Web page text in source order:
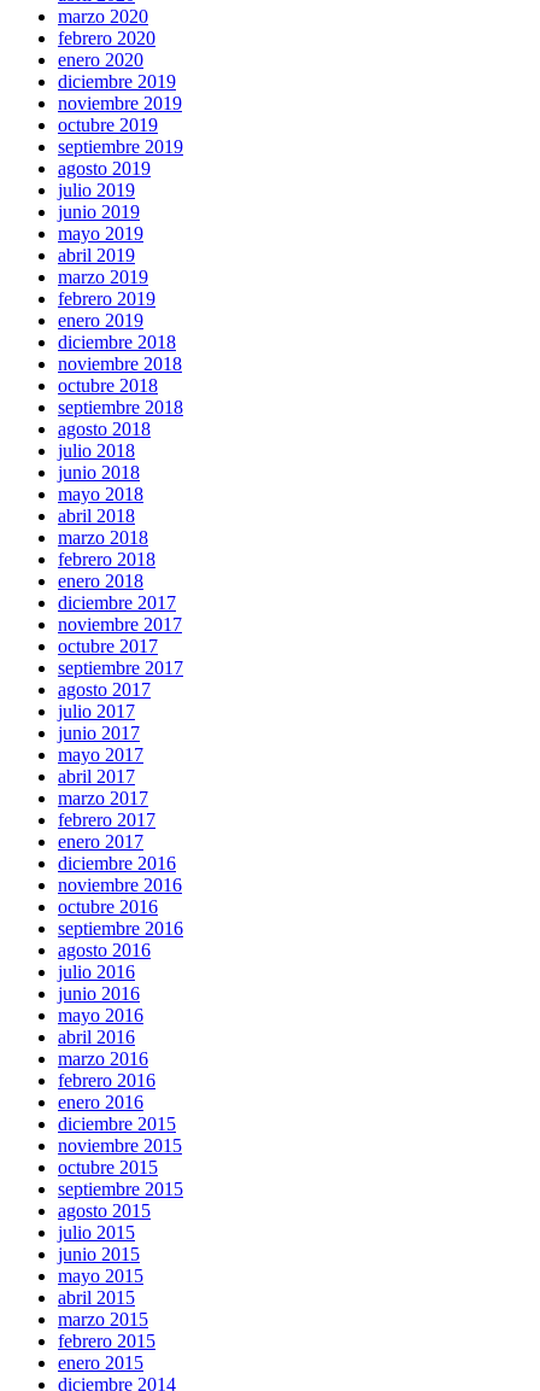
marzo 2020
febrero 2020
enero 2020
diciembre 2019
noviembre 2019
octubre 2019
septiembre 2019
agosto 2019
julio 2019
junio 2019
mayo 2019
abril 2019
marzo 2019
febrero 2019
enero 2019
diciembre 2018
noviembre 2018
octubre 2018
septiembre 2018
agosto 2018
julio 2018
junio 2018
mayo 2018
abril 2018
marzo 2018
febrero 2018
enero 2018
diciembre 2017
noviembre 2017
octubre 2017
septiembre 2017
agosto 2017
julio 2017
junio 2017
mayo 2017
abril 2017
marzo 2017
febrero 2017
enero 2017
diciembre 2016
noviembre 2016
octubre 2016
septiembre 2016
agosto 2016
julio 2016
junio 2016
mayo 2016
abril 2016
marzo 2016
febrero 2016
enero 2016
diciembre 2015
noviembre 2015
octubre 2015
septiembre 2015
agosto 2015
julio 2015
junio 2015
mayo 2015
abril 2015
marzo 2015
febrero 2015
enero 2015
diciembre 2014